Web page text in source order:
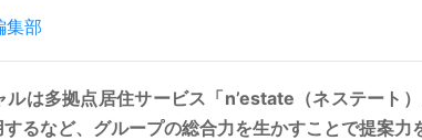
集部
は多拠点居住サービス「n’estate（ネステート
るなど、グループの総合力を生かすことで提案力